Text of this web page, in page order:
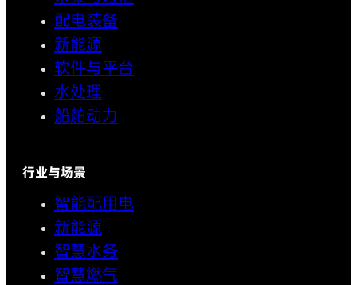
配电装备
新能源
软件与平台
水处理
船舶动力
行业与场景
智能配用电
新能源
智慧水务
智慧燃气